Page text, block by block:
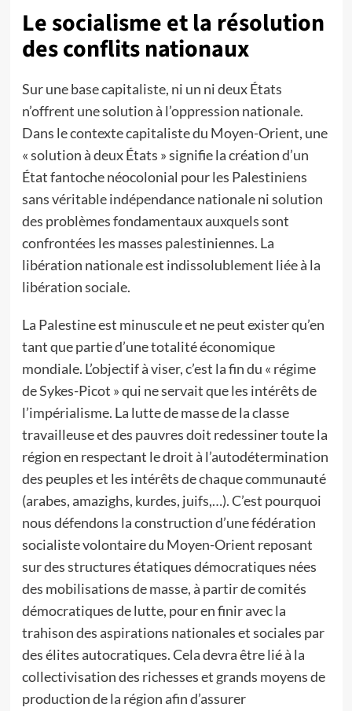
Le socialisme et la résolution
des conflits nationaux
Sur une base capitaliste, ni un ni deux États
n’offrent une solution à l’oppression nationale.
Dans le contexte capitaliste du Moyen-Orient, une
« solution à deux États » signifie la création d’un
État fantoche néocolonial pour les Palestiniens
sans véritable indépendance nationale ni solution
des problèmes fondamentaux auxquels sont
confrontées les masses palestiniennes. La
libération nationale est indissolublement liée à la
libération sociale.
La Palestine est minuscule et ne peut exister qu’en
tant que partie d’une totalité économique
mondiale. L’objectif à viser, c’est la fin du « régime
de Sykes-Picot » qui ne servait que les intérêts de
l’impérialisme. La lutte de masse de la classe
travailleuse et des pauvres doit redessiner toute la
région en respectant le droit à l’autodétermination
des peuples et les intérêts de chaque communauté
(arabes, amazighs, kurdes, juifs,…). C’est pourquoi
nous défendons la construction d’une fédération
socialiste volontaire du Moyen-Orient reposant
sur des structures étatiques démocratiques nées
des mobilisations de masse, à partir de comités
démocratiques de lutte, pour en finir avec la
trahison des aspirations nationales et sociales par
des élites autocratiques. Cela devra être lié à la
collectivisation des richesses et grands moyens de
production de la région afin d’assurer